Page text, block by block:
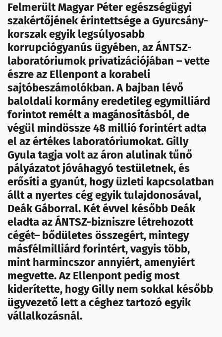
Felmerült Magyar Péter egészségügyi
szakértőjének érintettsége a Gyurcsány-
korszak egyik legsúlyosabb
korrupciógyanús ügyében, az ÁNTSZ-
laboratóriumok privatizációjában – vette
észre az Ellenpont a korabeli
sajtóbeszámolókban. A bajban lévő
baloldali kormány eredetileg egymilliárd
forintot remélt a magánosításból, de
végül mindössze 48 millió forintért adta
el az értékes laboratóriumokat. Gilly
Gyula tagja volt az áron alulinak tűnő
pályázatot jóváhagyó testületnek, és
erősíti a gyanút, hogy üzleti kapcsolatban
állt a nyertes cég egyik tulajdonosával,
Deák Gáborral. Két évvel később Deák
eladta az ÁNTSZ-bizniszre létrehozott
cégét– bődületes összegért, mintegy
másfélmilliárd forintért, vagyis több,
mint harmincszor annyiért, amenyiért
megvette. Az Ellenpont pedig most
kiderítette, hogy Gilly nem sokkal később
ügyvezető lett a céghez tartozó egyik
vállalkozásnál.